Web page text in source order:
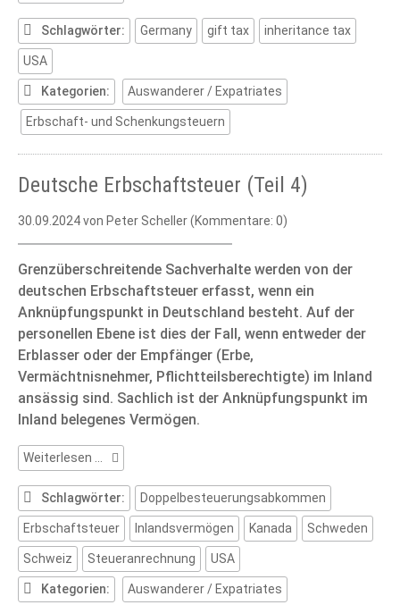
inheritance
and
gift
-
International
cases
Schlagwörter: Germany gift tax inheritance tax
USA
Kategorien: Auswanderer / Expatriates
Erbschaft- und Schenkungsteuern
Deutsche Erbschaftsteuer (Teil 4)
30.09.2024von Peter Scheller (Kommentare: 0)
Grenzüberschreitende Sachverhalte werden von der
deutschen Erbschaftsteuer erfasst, wenn ein
Anknüpfungspunkt in Deutschland besteht. Auf der
personellen Ebene ist dies der Fall, wenn entweder der
Erblasser oder der Empfänger (Erbe,
Vermächtnisnehmer, Pflichtteilsberechtigte) im Inland
ansässig sind. Sachlich ist der Anknüpfungspunkt im
Inland belegenes Vermögen.
Weiterlesen …
Deutsche
Erbschaftsteuer
(Teil
4)
Schlagwörter: Doppelbesteuerungsabkommen
Erbschaftsteuer Inlandsvermögen Kanada Schweden
Schweiz Steueranrechnung USA
Kategorien: Auswanderer / Expatriates